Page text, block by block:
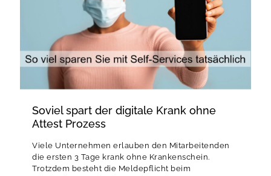
Soviel spart der digitale Krank ohne
Attest Prozess
Viele Unternehmen erlauben den Mitarbeitenden
die ersten 3 Tage krank ohne Krankenschein.
Trotzdem besteht die Meldepflicht beim